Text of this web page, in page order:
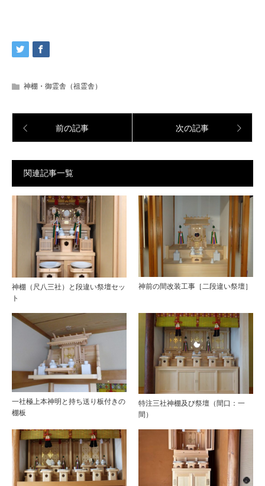
神棚・御霊舎（祖霊舎）
前の記事 次の記事
関連記事一覧
神棚（尺八三社）と段違い祭壇セッ
ト
神前の間改装工事［二段違い祭壇］
一社極上本神明と持ち送り板付きの
棚板
特注三社神棚及び祭壇（間口：一
間）